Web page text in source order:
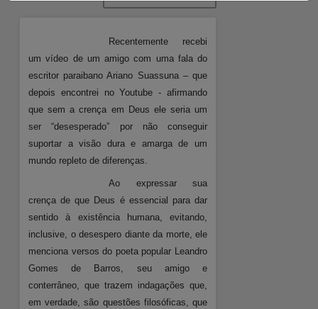
Recentemente recebi
um vídeo de um amigo com uma fala do
escritor paraibano Ariano Suassuna – que
depois encontrei no Youtube - afirmando
que sem a crença em Deus ele seria um
ser “desesperado” por não conseguir
suportar a visão dura e amarga de um
mundo repleto de diferenças.
Ao expressar sua
crença de que Deus é essencial para dar
sentido à existência humana, evitando,
inclusive, o desespero diante da morte, ele
menciona versos do poeta popular Leandro
Gomes de Barros, seu amigo e
conterrâneo, que trazem indagações que,
em verdade, são questões filosóficas, que